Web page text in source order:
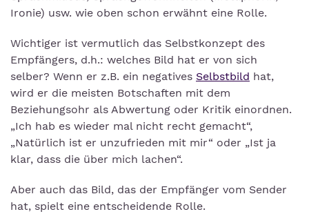
Ironie) usw. wie oben schon erwähnt eine Rolle.
Wichtiger ist vermutlich das Selbstkonzept des
Empfängers, d.h.: welches Bild hat er von sich
selber? Wenn er z.B. ein negatives Selbstbild hat,
wird er die meisten Botschaften mit dem
Beziehungsohr als Abwertung oder Kritik einordnen.
„Ich hab es wieder mal nicht recht gemacht“,
„Natürlich ist er unzufrieden mit mir“ oder „Ist ja
klar, dass die über mich lachen“.
Aber auch das Bild, das der Empfänger vom Sender
hat, spielt eine entscheidende Rolle.